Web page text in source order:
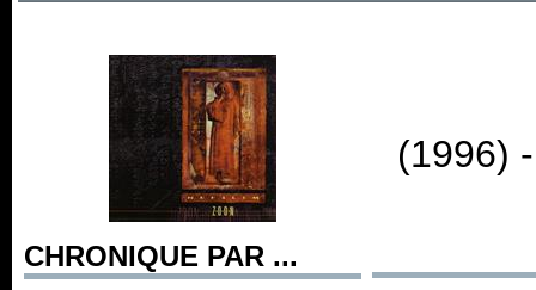
CHRONIQUE PAR ...
(1996)